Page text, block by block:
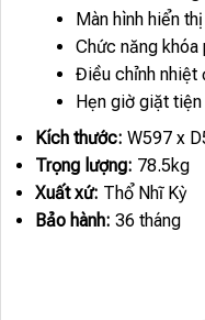
Màn hình hiển
Chức năng khóa
Điều chỉnh nhiệt
Hẹn giờ giặt
Kích thước: W597 x
Trọng lượng: 78.5kg
Xuất xứ: Thổ Nhĩ Kỳ
Bảo hành: 36 tháng